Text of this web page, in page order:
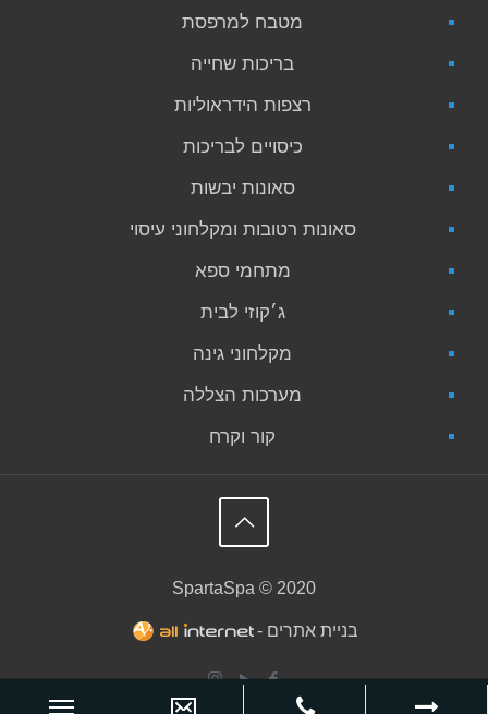
מטבח למרפסת
בריכות שחייה
רצפות הידראוליות
כיסויים לבריכות
סאונות יבשות
סאונות רטובות ומקלחוני עיסוי
מתחמי ספא
ג׳קוזי לבית
מקלחוני גינה
מערכות הצללה
קור וקרח
SpartaSpa © 2020
בניית אתרים -